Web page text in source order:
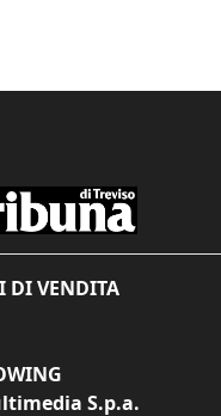
DI VENDITA
S.p.a.